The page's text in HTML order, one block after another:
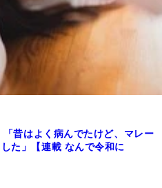
昔はよく病んでたけど、マレー
た」【連載 なんで令和に